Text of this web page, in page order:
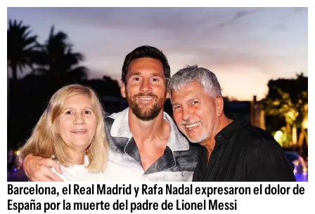
Barcelona, el Real Madrid y Rafa Nadal expresaron el dolor de
España por la muerte del padre de Lionel Messi